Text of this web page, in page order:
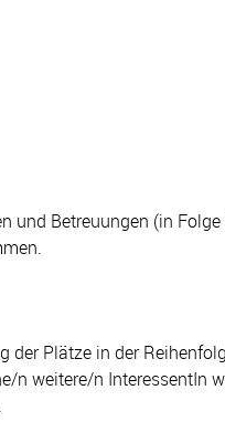
und Betreuungen (in
der Plätze in der
weitere/n InteressentIn